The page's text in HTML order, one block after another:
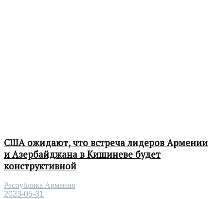
США ожидают, что встреча лидеров Армении
и Азербайджана в Кишиневе будет
конструктивной
Республика Армения
2023-05-31